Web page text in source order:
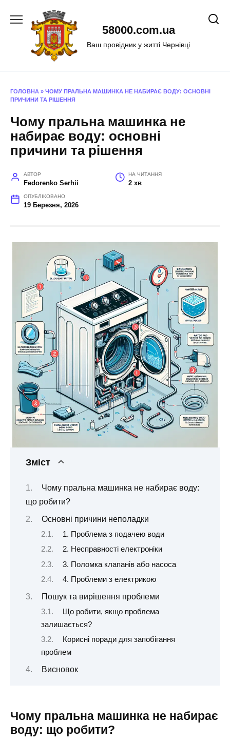
58000.com.ua
Ваш провідник у житті Чернівці
ГОЛОВНА » ЧОМУ ПРАЛЬНА МАШИНКА НЕ НАБИРАЄ ВОДУ: ОСНОВНІ
ПРИЧИНИ ТА РІШЕННЯ
Чому пральна машинка не
набирає воду: основні
причини та рішення
АВТОР
Fedorenko Serhii
НА ЧИТАННЯ
2 хв
ОПУБЛІКОВАНО
19 Березня, 2026
Зміст
Чому пральна машинка не набирає воду:
що робити?
Основні причини неполадки
1. Проблема з подачею води
2. Несправності електроніки
3. Поломка клапанів або насоса
4. Проблеми з електрикою
Пошук та вирішення проблеми
Що робити, якщо проблема
залишається?
Корисні поради для запобігання
проблем
Висновок
Чому пральна машинка не набирає
воду: що робити?